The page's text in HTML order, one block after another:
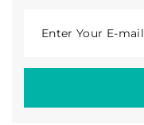
Enter Your E-mail